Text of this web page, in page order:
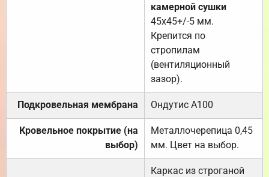
камерной сушки
45х45+/-5 мм.
Крепится по
стропилам
(вентиляционный
зазор).
Подкровельная мембрана Ондутис А100
Кровельное покрытие (на
выбор)
Металлочерепица 0,45
мм. Цвет на выбор.
Каркас из строганой